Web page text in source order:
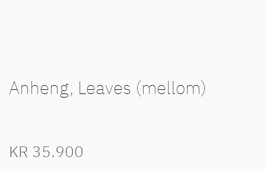
Anheng, Leaves (mellom)
KR 35.900